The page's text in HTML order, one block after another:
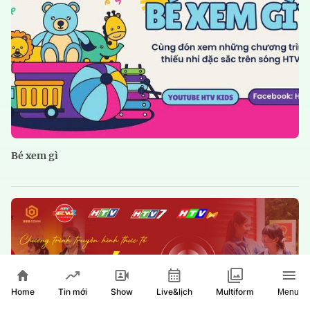
Bé xem gì
Home Tin mới Show Live&lịch Multiform Menu